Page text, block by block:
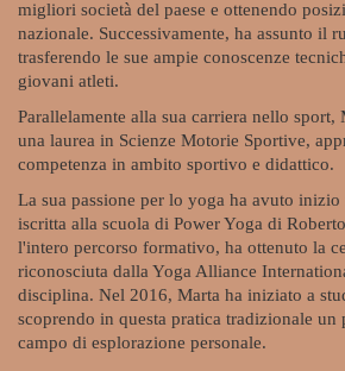
migliori società del paese e ottenendo
nazionale. Successivamente, ha assunto il
trasferendo le sue ampie conoscenze
giovani atleti.
Parallelamente alla sua carriera nello sport,
una laurea in Scienze Motorie Sportive,
competenza in ambito sportivo e didattico.
La sua passione per lo yoga ha avuto
iscritta alla scuola di Power Yoga di
l'intero percorso formativo, ha ottenuto la
riconosciuta dalla Yoga Alliance
disciplina. Nel 2016, Marta ha iniziato a
scoprendo in questa pratica tradizionale un
campo di esplorazione personale.